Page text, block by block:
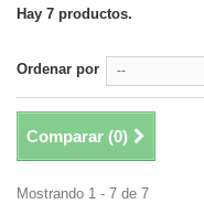
Hay 7 productos.
Ordenar por --
Comparar (0)
Mostrando 1 - 7 de 7